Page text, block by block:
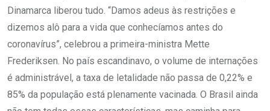
Dinamarca liberou tudo. “Damos adeus às restrições e
dizemos alô para a vida que conhecíamos antes do
coronavírus”, celebrou a primeira-ministra Mette
Frederiksen. No país escandinavo, o volume de internações
é administrável, a taxa de letalidade não passa de 0,22% e
85% da população está plenamente vacinada. O Brasil ainda